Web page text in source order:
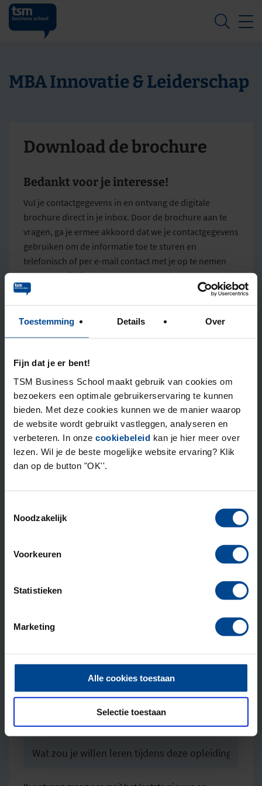
Toestemming Details Over
Fijn dat je er bent!
TSM Business School maakt gebruik van cookies om
bezoekers een optimale gebruikerservaring te kunnen
bieden. Met deze cookies kunnen we de manier waarop
de website wordt gebruikt vastleggen, analyseren en
verbeteren. In onze cookiebeleid kan je hier meer over
lezen. Wil je de beste mogelijke website ervaring? Klik
dan op de button "OK''.
Noodzakelijk
Voorkeuren
Statistieken
Marketing
Alle cookies toestaan
Selectie toestaan
MBA Innovatie & Leiderschap
Download de brochure
Bedankt voor je interesse!
Vul je contactgegevens in en ontvang de digitale
brochure direct in je inbox. Door de brochure aan te
vragen, ga je ermee akkoord dat we je contactgegevens
gebruiken om de informatie toe te sturen en
telefonisch of per e-mail contact met je op te nemen
voor een vrijblijvende ontvangstcheck en passend
studieadvies.
Voornaam*
Tussenvoegsel(s)
Achternaam*
Telefoonnummer
Wat zou je willen leren tijdens deze opleiding?